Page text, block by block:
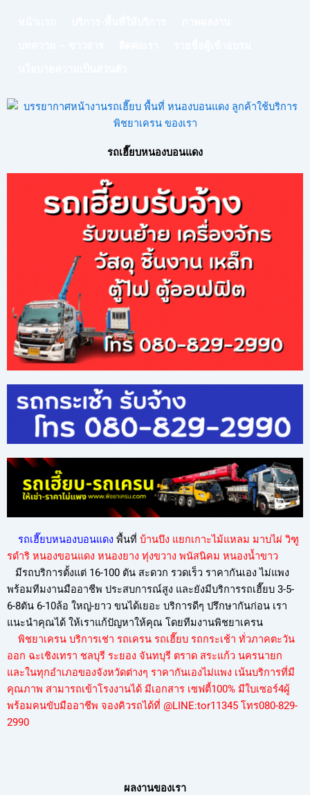
รถเฮี๊ยบหนองบอนแดง
รถเฮี๊ยบหนองบอนแดง พื้นที่ บ้านบึง แยกเกาะไม้แหลม มาบไผ่ วิฑู
รดำริ หนองขอนแดง หนองยาง ทุ่งขวาง พนัสนิคม หนองน้ำขาว
มีรถบริการตั้งแต่ 16-100 ตัน สะดวก รวดเร็ว ราคากันเอง ไม่แพง
พร้อมทีมงานมืออาชีพ ประสบการณ์สูง และยังมีบริการรถเฮี๊ยบ 3-5-
6-8ตัน 6-10ล้อ ใหญ่-ยาว ขนได้เยอะ บริการดีๆ ปรึกษากันก่อน เรา
แนะนำคุณได้ ให้เราแก้ปัญหาให้คุณ โดยทีมงานพิชยาเครน
พิชยาเครน บริการเช่า รถเครน รถเฮี๊ยบ รถกระเช้า ทั่วภาคตะวัน
ออก ฉะเชิงเทรา ชลบุรี ระยอง จันทบุรี ตราด สระแก้ว นครนายก
และในทุกอำเภอของจังหวัดต่างๆ ราคากันเองไม่แพง เน้นบริการที่มี
คุณภาพ สามารถเข้าโรงงานได้ มีเอกสาร เซฟตี้100% มีใบเซอร์4ผู้
พร้อมคนขับมืออาชีพ จองคิวรถได้ที่ @LINE:tor11345 โทร080-829-
2990
ผลงานของเรา